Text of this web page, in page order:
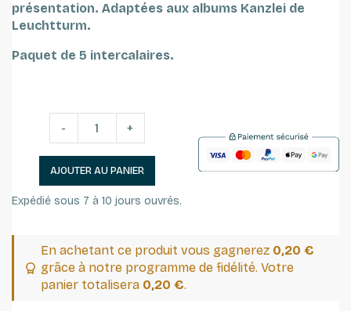
présentation. Adaptées aux albums Kanzlei de
Leuchtturm.
Paquet de 5 intercalaires.
- +
AJOUTER AU PANIER
Expédié sous 7 à 10 jours ouvrés.
En achetant ce produit vous gagnerez 0,20 €
grâce à notre programme de fidélité. Votre
panier totalisera 0,20 €.